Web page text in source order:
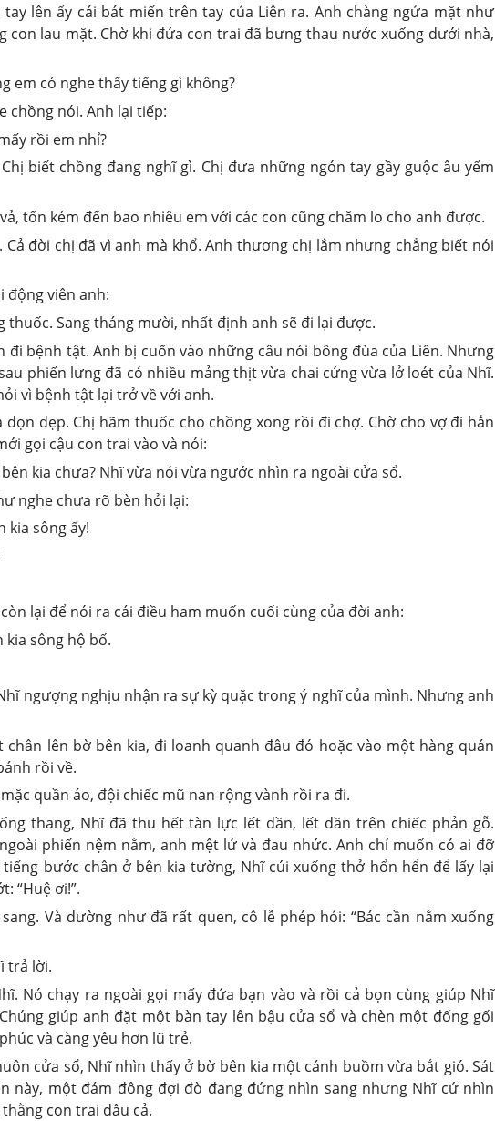
lên ẩy cái bát miến trên tay của Liên ra. Anh chàng ngửa mặt như
con lau mặt. Chờ khi đứa con trai đã bưng thau nước xuống dưới nhà,
em có nghe thấy tiếng gì không?
nói. Anh lại tiếp:
rồi em nhỉ?
biết chồng đang nghĩ gì. Chị đưa những ngón tay gầy guộc âu yếm
tốn kém đến bao nhiêu em với các con cũng chăm lo cho anh được.
đời chị đã vì anh mà khổ. Anh thương chị lắm nhưng chẳng biết nói
viên anh:
thuốc. Sang tháng mười, nhất định anh sẽ đi lại được.
bệnh tật. Anh bị cuốn vào những câu nói bông đùa của Liên. Nhưng
phiến lưng đã có nhiều mảng thịt vừa chai cứng vừa lở loét của Nhĩ.
vì bệnh tật lại trở về với anh.
dẹp. Chị hãm thuốc cho chồng xong rồi đi chợ. Chờ cho vợ đi hẳn
gọi cậu con trai vào và nói:
kia chưa? Nhĩ vừa nói vừa ngước nhìn ra ngoài cửa sổ.
nghe chưa rõ bèn hỏi lại:
kia sông ấy!
lại để nói ra cái điều ham muốn cuối cùng của đời anh:
sông hộ bố.
ngượng nghịu nhận ra sự kỳ quặc trong ý nghĩ của mình. Nhưng anh
lên bờ bên kia, đi loanh quanh đâu đó hoặc vào một hàng quán
rồi về.
quần áo, đội chiếc mũ nan rộng vành rồi ra đi.
thang, Nhĩ đã thu hết tàn lực lết dần, lết dần trên chiếc phản gỗ.
phiến nệm nằm, anh mệt lử và đau nhức. Anh chỉ muốn có ai đỡ
bước chân ở bên kia tường, Nhĩ cúi xuống thở hổn hển để lấy lại
“Huệ ơi!”.
Và dường như đã rất quen, cô lễ phép hỏi: “Bác cần nằm xuống
trả lời.
Nó chạy ra ngoài gọi mấy đứa bạn vào và rồi cả bọn cùng giúp Nhĩ
giúp anh đặt một bàn tay lên bậu cửa sổ và chèn một đống gối
và càng yêu hơn lũ trẻ.
cửa sổ, Nhĩ nhìn thấy ở bờ bên kia một cánh buồm vừa bắt gió. Sát
này, một đám đông đợi đò đang đứng nhìn sang nhưng Nhĩ cứ nhìn
con trai đâu cả.